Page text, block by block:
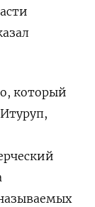
который
Итуруп,